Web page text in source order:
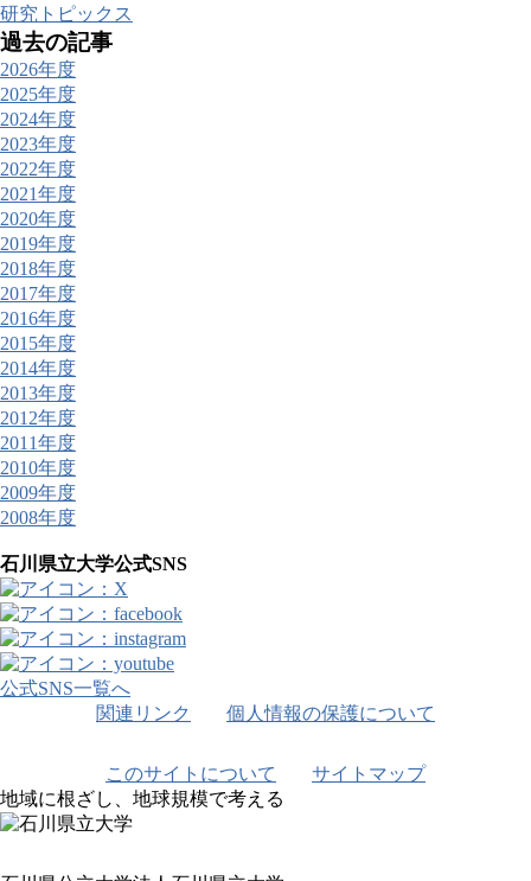
研究トピックス
過去の記事
2026年度
2025年度
2024年度
2023年度
2022年度
2021年度
2020年度
2019年度
2018年度
2017年度
2016年度
2015年度
2014年度
2013年度
2012年度
2011年度
2010年度
2009年度
2008年度
石川県立大学公式SNS
公式SNS一覧へ
関連リンク
個人情報の保護について
このサイトについて
サイトマップ
地域に根ざし、地球規模で考える